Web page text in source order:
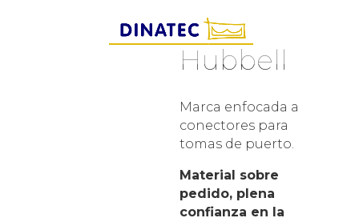
Hubbell
Marca enfocada a
conectores para
tomas de puerto.
Material sobre
pedido, plena
confianza en la